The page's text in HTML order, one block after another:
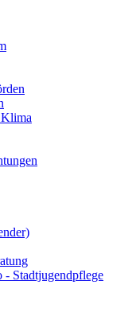
- Stadtjugendpflege